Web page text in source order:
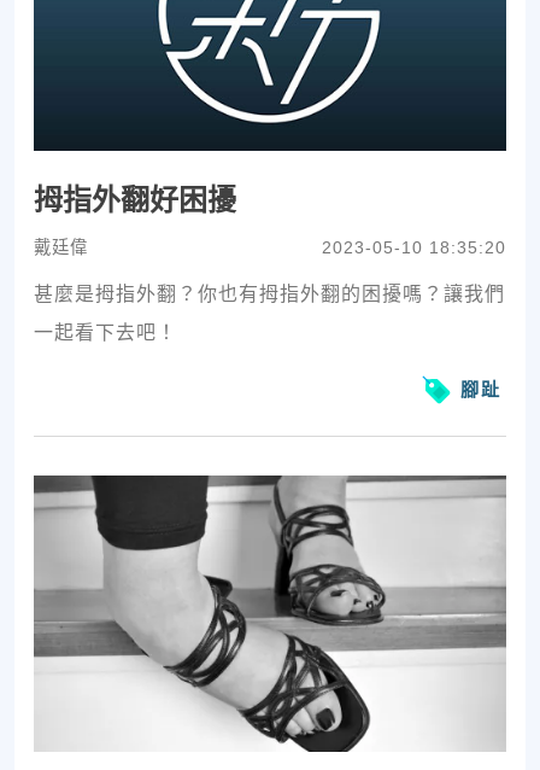
拇指外翻好困擾
戴廷偉 2023-05-10 18:35:20
甚麼是拇指外翻？你也有拇指外翻的困擾嗎？讓我們
一起看下去吧！
腳趾